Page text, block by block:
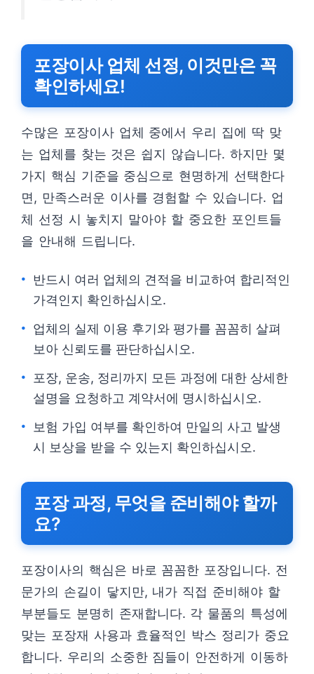
포장이사 업체 선정, 이것만은 꼭
확인하세요!
수많은 포장이사 업체 중에서 우리 집에 딱 맞
는 업체를 찾는 것은 쉽지 않습니다. 하지만 몇
가지 핵심 기준을 중심으로 현명하게 선택한다
면, 만족스러운 이사를 경험할 수 있습니다. 업
체 선정 시 놓치지 말아야 할 중요한 포인트들
을 안내해 드립니다.
반드시 여러 업체의 견적을 비교하여 합리적인
가격인지 확인하십시오.
업체의 실제 이용 후기와 평가를 꼼꼼히 살펴
보아 신뢰도를 판단하십시오.
포장, 운송, 정리까지 모든 과정에 대한 상세한
설명을 요청하고 계약서에 명시하십시오.
보험 가입 여부를 확인하여 만일의 사고 발생
시 보상을 받을 수 있는지 확인하십시오.
포장 과정, 무엇을 준비해야 할까
요?
포장이사의 핵심은 바로 꼼꼼한 포장입니다. 전
문가의 손길이 닿지만, 내가 직접 준비해야 할
부분들도 분명히 존재합니다. 각 물품의 특성에
맞는 포장재 사용과 효율적인 박스 정리가 중요
합니다. 우리의 소중한 짐들이 안전하게 이동하